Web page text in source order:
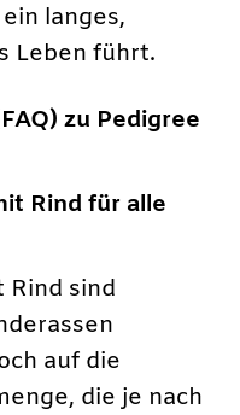
langes,
Leben führt.
zu Pedigree
Rind für alle
Rind sind
auf die
die je nach